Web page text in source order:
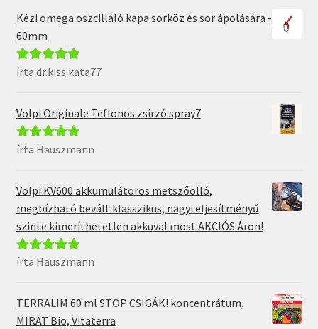
Kézi omega oszcilláló kapa sorköz és sor ápolására -
60mm
Értékelés:5 /
írta dr.kiss.kata77
Volpi Originale Teflonos zsírzó spray7
Értékelés:5/
írta Hauszmann
Volpi KV600 akkumulátoros metszőolló,
megbízható bevált klasszikus, nagyteljesítményű
szinte kimeríthetetlen akkuval most AKCIÓS Áron!
Értékelés:5/
írta Hauszmann
TERRALIM 60 ml STOP CSIGÁK! koncentrátum,
MIRAT Bio, Vitaterra